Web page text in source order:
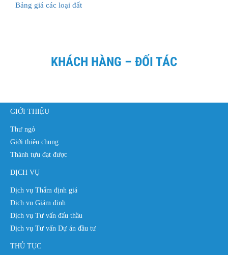
Bảng giá các loại đất
KHÁCH HÀNG – ĐỐI TÁC
GIỚI THIỆU
Thư ngỏ
Giới thiệu chung
Thành tựu đạt được
DỊCH VỤ
Dịch vụ Thẩm định giá
Dịch vụ Giám định
Dịch vụ Tư vấn đấu thầu
Dịch vụ Tư vấn Dự án đầu tư
THỦ TỤC